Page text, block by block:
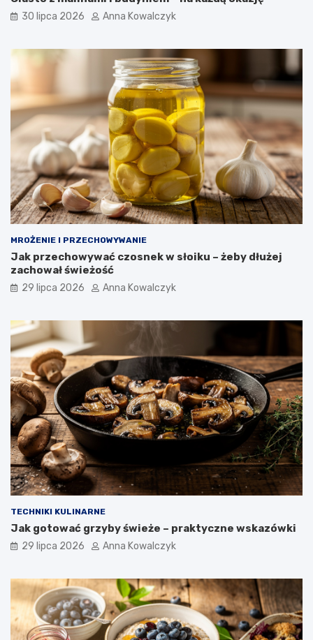
30 lipca 2026 Anna Kowalczyk
MROŻENIE I PRZECHOWYWANIE
Jak przechowywać czosnek w słoiku – żeby dłużej
zachował świeżość
29 lipca 2026 Anna Kowalczyk
TECHNIKI KULINARNE
Jak gotować grzyby świeże – praktyczne wskazówki
29 lipca 2026 Anna Kowalczyk